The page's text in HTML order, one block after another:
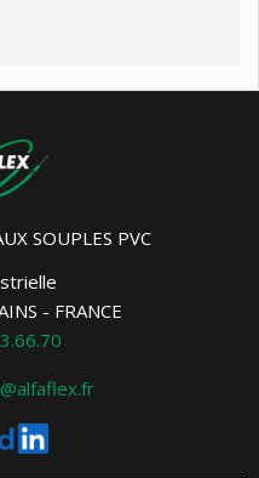
SOUPLES PVC
- FRANCE